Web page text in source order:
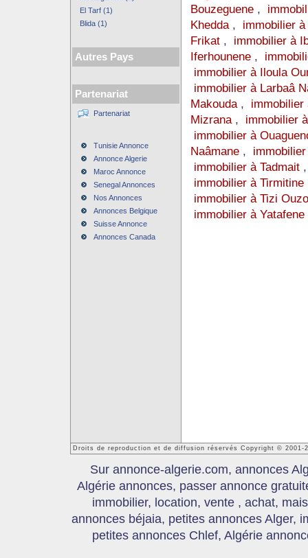
El Tarf (1)
Blida (1)
Autres Pays
Partenariat
Partenariat
Tunisie Annonce
Annonce Algerie
Maroc Annonce
Senegal Annonces
Nos Annonces
Annonces Belgique
Suisse Annonce
Annonces Canada
Bouzeguene,
Khedda, immobilier
Frikat, immobilier à
Iferhounene,
immobilier à Iloula
immobilier à Larbaâ
Makouda, immobilier
Mizrana, immobilier
immobilier à
Naâmane,
immobilier à Tadmait
immobilier à Tirmitine
immobilier à Tizi
immobilier à Yatafene
Droits de reproduction et de diffusion réservés Copyright © 2001-
Sur annonce-algerie.com, annonces
Algérie annonces, passer annonce
immobilier, location, vente , achat,
annonces béjaia, petites annonces Alger,
petites annonces Chlef, Algérie